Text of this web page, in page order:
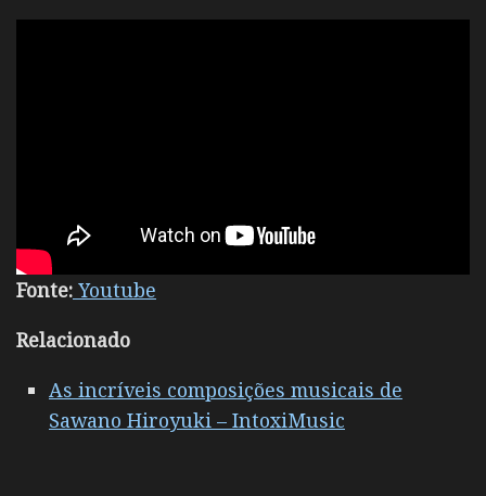
Fonte: Youtube
Relacionado
As incríveis composições musicais de
Sawano Hiroyuki – IntoxiMusic